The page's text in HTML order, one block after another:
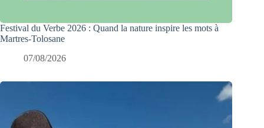
Festival du Verbe 2026 : Quand la nature inspire les mots à
Martres-Tolosane
07/08/2026